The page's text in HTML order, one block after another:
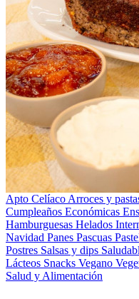
Apto Celíaco Arroces y
Cumpleaños Económicas
Hamburguesas Helados
Navidad Panes Pascuas
Postres Salsas y dips
Lácteos Snacks Vegano
Salud y Alimentación